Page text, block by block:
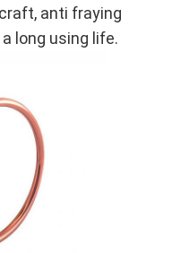
craft, anti fraying
a long using life.